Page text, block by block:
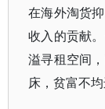
在海外淘货
收入的贡献
溢寻租空间
床，贫富不